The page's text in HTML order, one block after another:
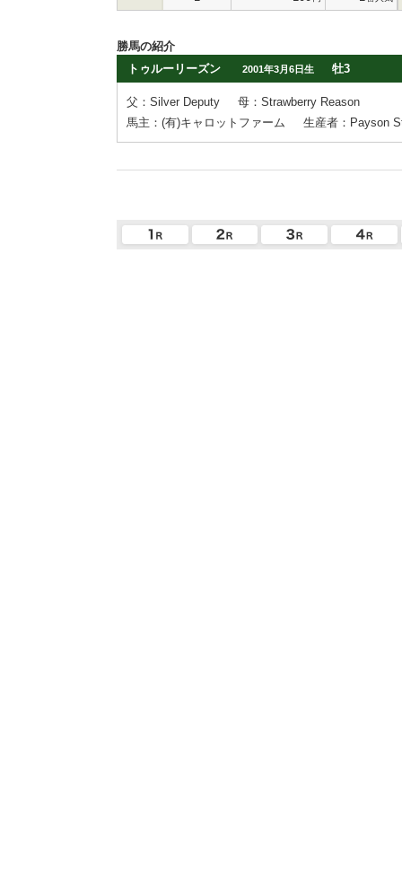
勝馬の紹介
トゥルーリーズン
2001年3月6日生 牡3
父：Silver Deputy
母：Strawberry Reason
馬主：(有)キャロットファーム
生産者：Payson